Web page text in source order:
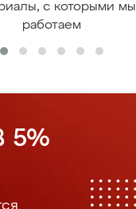
с которыми мы
работаем
5%